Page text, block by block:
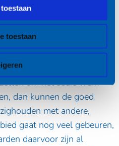
toestaan
leuke dingen laten
op dit moment moeilijk
bedrijven. Als werkgever
werk laten doen. Als je
om het saaie werk
dan kunnen de goed
met andere,
gaat nog veel gebeuren,
daarvoor zijn al